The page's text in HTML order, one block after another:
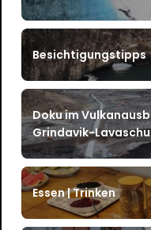
Besichtigungstipps
Doku im
Grindavik-
Essen | Trinken